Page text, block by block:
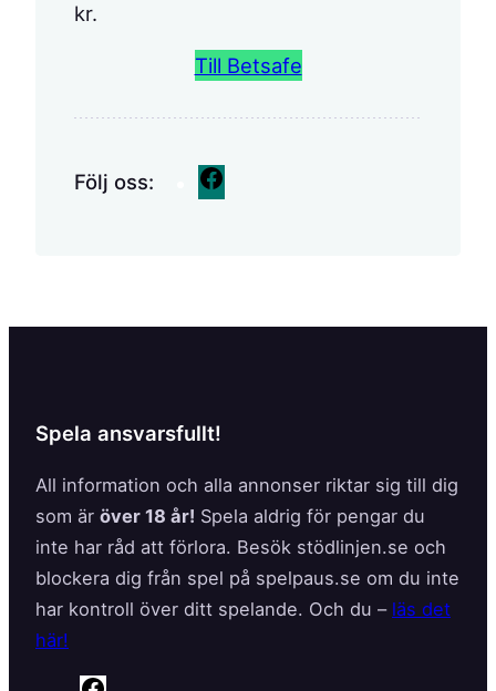
kr.
Till Betsafe
Följ oss:
o
Spela ansvarsfullt!
All information och alla annonser riktar sig till dig
som är över 18 år! Spela aldrig för pengar du
inte har råd att förlora. Besök stödlinjen.se och
blockera dig från spel på spelpaus.se om du inte
har kontroll över ditt spelande. Och du – läs det
här!